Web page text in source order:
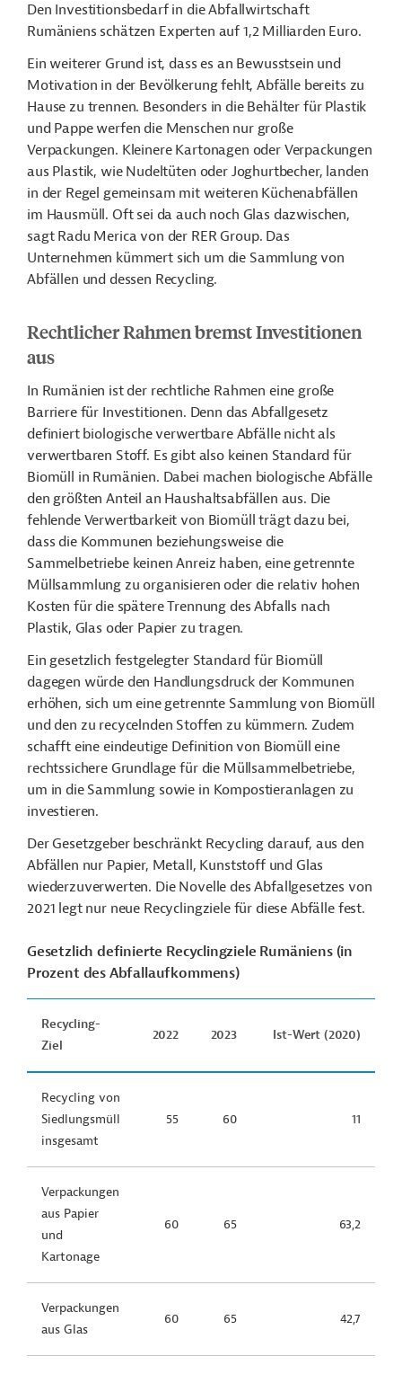
Den Investitionsbedarf in die Abfallwirtschaft
Rumäniens schätzen Experten auf 1,2 Milliarden Euro.
Ein weiterer Grund ist, dass es an Bewusstsein und
Motivation in der Bevölkerung fehlt, Abfälle bereits zu
Hause zu trennen. Besonders in die Behälter für Plastik
und Pappe werfen die Menschen nur große
Verpackungen. Kleinere Kartonagen oder Verpackungen
aus Plastik, wie Nudeltüten oder Joghurtbecher, landen
in der Regel gemeinsam mit weiteren Küchenabfällen
im Hausmüll. Oft sei da auch noch Glas dazwischen,
sagt Radu Merica von der RER Group. Das
Unternehmen kümmert sich um die Sammlung von
Abfällen und dessen Recycling.
Rechtlicher Rahmen bremst Investitionen
aus
In Rumänien ist der rechtliche Rahmen eine große
Barriere für Investitionen. Denn das Abfallgesetz
definiert biologische verwertbare Abfälle nicht als
verwertbaren Stoff. Es gibt also keinen Standard für
Biomüll in Rumänien. Dabei machen biologische Abfälle
den größten Anteil an Haushaltsabfällen aus. Die
fehlende Verwertbarkeit von Biomüll trägt dazu bei,
dass die Kommunen beziehungsweise die
Sammelbetriebe keinen Anreiz haben, eine getrennte
Müllsammlung zu organisieren oder die relativ hohen
Kosten für die spätere Trennung des Abfalls nach
Plastik, Glas oder Papier zu tragen.
Ein gesetzlich festgelegter Standard für Biomüll
dagegen würde den Handlungsdruck der Kommunen
erhöhen, sich um eine getrennte Sammlung von Biomüll
und den zu recycelnden Stoffen zu kümmern. Zudem
schafft eine eindeutige Definition von Biomüll eine
rechtssichere Grundlage für die Müllsammelbetriebe,
um in die Sammlung sowie in Kompostieranlagen zu
investieren.
Der Gesetzgeber beschränkt Recycling darauf, aus den
Abfällen nur Papier, Metall, Kunststoff und Glas
wiederzuverwerten. Die Novelle des Abfallgesetzes von
2021 legt nur neue Recyclingziele für diese Abfälle fest.
Gesetzlich definierte Recyclingziele Rumäniens (in
Prozent des Abfallaufkommens)
Recycling-
Ziel
2022 2023 Ist-Wert (2020)
Recycling von
Siedlungsmüll
insgesamt
55 60 11
Verpackungen
aus Papier
und
Kartonage
60 65 63,2
Verpackungen
aus Glas
60 65 42,7